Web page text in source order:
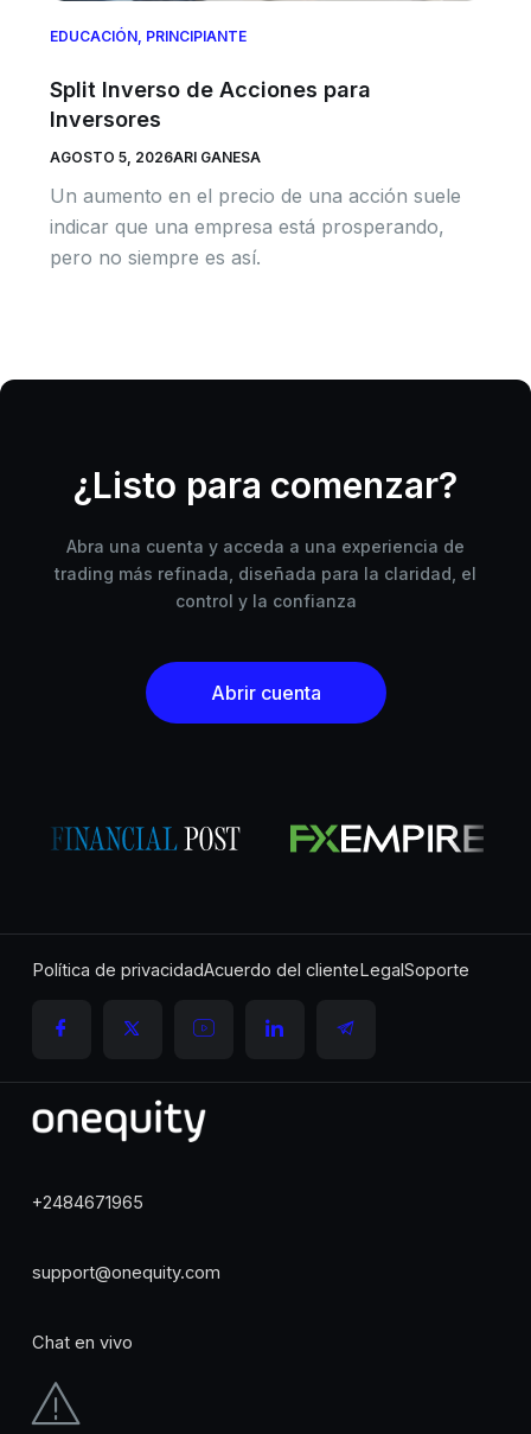
EDUCACIÓN PRINCIPIANTE
Split Inverso de Acciones para
Inversores
AGOSTO 5, 2026ARI GANESA
Un aumento en el precio de una acción suele
indicar que una empresa está prosperando,
pero no siempre es así.
¿Listo para comenzar?
Abra una cuenta y acceda a una experiencia de
trading más refinada, diseñada para la claridad, el
control y la confianza
Abrir cuenta
Política de privacidadAcuerdo del cliente Legal Soporte
+2484671965
support@onequity.com
Chat en vivo